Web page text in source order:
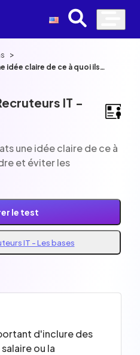
>
idée claire de ce à quoi ils
IT -
une idée claire de ce à
et éviter les
le test
IT - Les bases
d'inclure des
ou la